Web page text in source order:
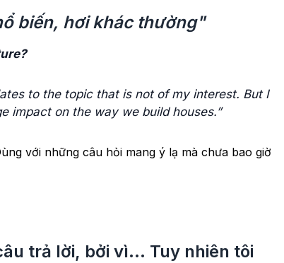
biến, hơi khác thường"
to the topic that is not of my interest. But I
impact on the way we build houses.”
với những câu hỏi mang ý lạ mà chưa bao giờ
trả lời, bởi vì... Tuy nhiên tôi